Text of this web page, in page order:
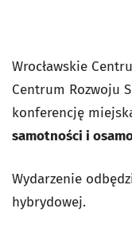
Wrocławskie
Centrum Rozwoju
konferencję
samotności i
Wydarzenie
hybrydowej.